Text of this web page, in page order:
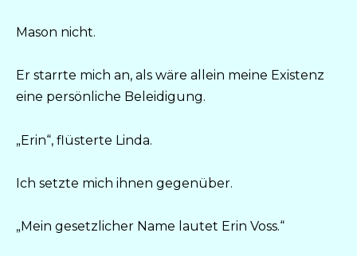
Mason nicht.
Er starrte mich an, als wäre allein meine Existenz
eine persönliche Beleidigung.
„Erin“, flüsterte Linda.
Ich setzte mich ihnen gegenüber.
„Mein gesetzlicher Name lautet Erin Voss.“